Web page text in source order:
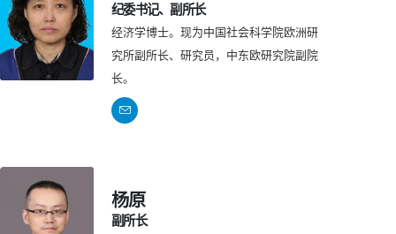
纪委书记、副所长
经济学博士。现为中国社会科学院欧洲研
究所副所长、研究员，中东欧研究院副院
长。
杨原
副所长